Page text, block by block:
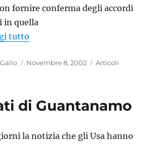
fornire conferma degli accordi
in quella
tutto
Pubblicato
Novembre 8, 2002 Categorie
Articoli
di Guantanamo
la notizia che gli Usa hanno